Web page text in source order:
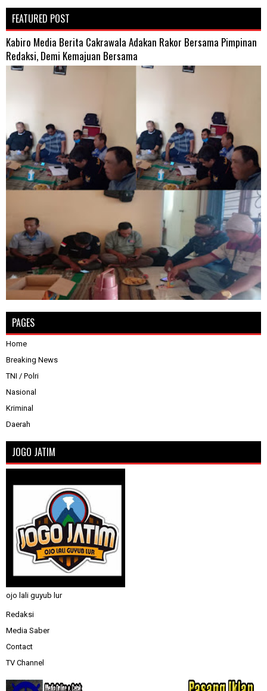
FEATURED POST
Kabiro Media Berita Cakrawala Adakan Rakor Bersama Pimpinan
Redaksi, Demi Kemajuan Bersama
PAGES
Home
Breaking News
TNI / Polri
Nasional
Kriminal
Daerah
JOGO JATIM
ojo lali guyub lur
Redaksi
Media Saber
Contact
TV Channel